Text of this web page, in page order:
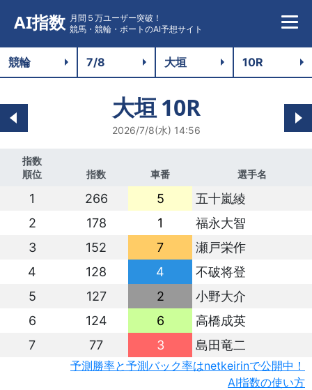
AI指数 月間５万ユーザー突破！
競馬・競輪・ボートのAI予想サイト
大垣10R
2026/7/8(水) 14:56
指数
順位
指数 車番 選手名
1 266 5
五十嵐綾
2
178 1
福永大智
3
152 7
瀬戸栄作
4
128 4
不破将登
5
127 2
小野大介
6
124 6
高橋成英
7
77 3 島田竜二
予測勝率と予測バック率はnetkeirinで公開中！
AI指数の使い方